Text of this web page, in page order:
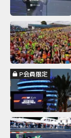
P会員限定